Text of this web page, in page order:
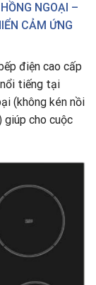
NGOẠI –
CẢM ỨNG
điện cao cấp
nổi tiếng tại
(không kén nồi
cho cuộc